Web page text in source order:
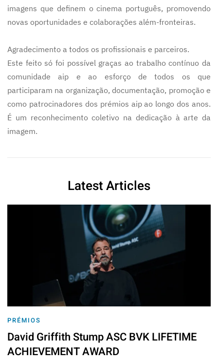
imagens que definem o cinema português, promovendo
novas oportunidades e colaborações além-fronteiras.
Agradecimento a todos os profissionais e parceiros.
Este feito só foi possível graças ao trabalho contínuo da
comunidade aip e ao esforço de todos os que
participaram na organização, documentação, promoção e
como patrocinadores dos prémios aip ao longo dos anos.
É um reconhecimento coletivo na dedicação à arte da
imagem.
Latest Articles
PRÉMIOS
David Griffith Stump ASC BVK LIFETIME
ACHIEVEMENT AWARD